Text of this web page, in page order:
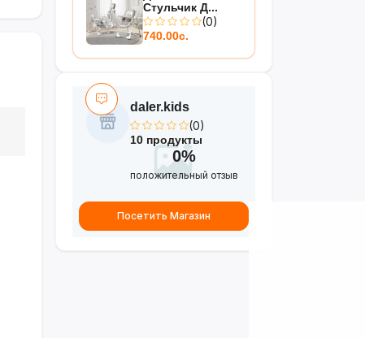
Стульчик Д...
(0)
740.00с.
daler.kids
(0)
10 продукты
0%
положительный отзыв
Посетить Магазин